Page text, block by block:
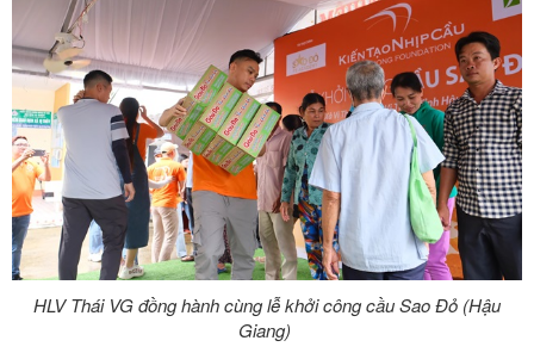
HLV Thái VG đồng hành cùng lễ khởi công cầu Sao Đỏ (Hậu
Giang)